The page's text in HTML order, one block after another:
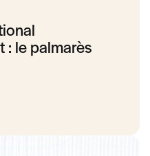
: le palmarès